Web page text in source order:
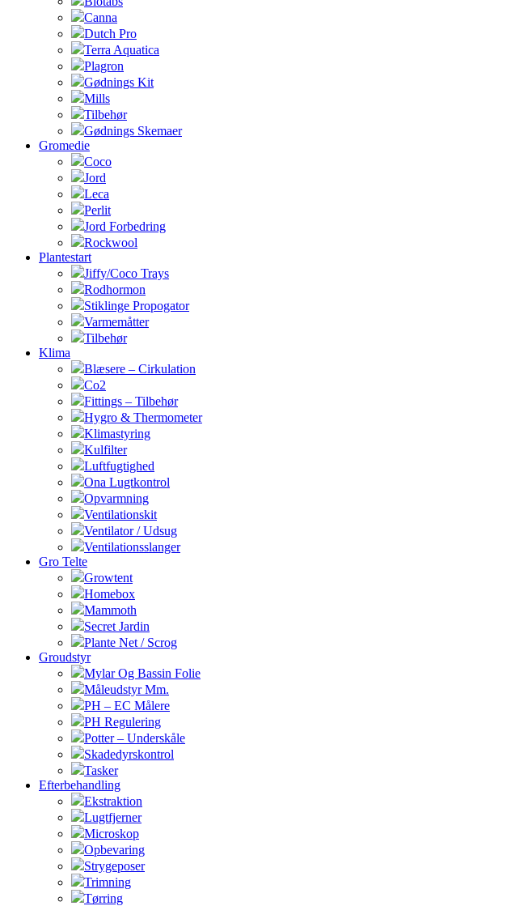
Canna
Dutch Pro
Terra Aquatica
Plagron
Gødnings Kit
Mills
Tilbehør
Gødnings Skemaer
Gromedie
Coco
Jord
Leca
Perlit
Jord Forbedring
Rockwool
Plantestart
Jiffy/Coco Trays
Rodhormon
Stiklinge Propogator
Varmemåtter
Tilbehør
Klima
Blæsere – Cirkulation
Co2
Fittings – Tilbehør
Hygro & Thermometer
Klimastyring
Kulfilter
Luftfugtighed
Ona Lugtkontrol
Opvarmning
Ventilationskit
Ventilator / Udsug
Ventilationsslanger
Gro Telte
Growtent
Homebox
Mammoth
Secret Jardin
Plante Net / Scrog
Groudstyr
Mylar Og Bassin Folie
Måleudstyr Mm.
PH – EC Målere
PH Regulering
Potter – Underskåle
Skadedyrskontrol
Tasker
Efterbehandling
Ekstraktion
Lugtfjerner
Microskop
Opbevaring
Strygeposer
Trimning
Tørring